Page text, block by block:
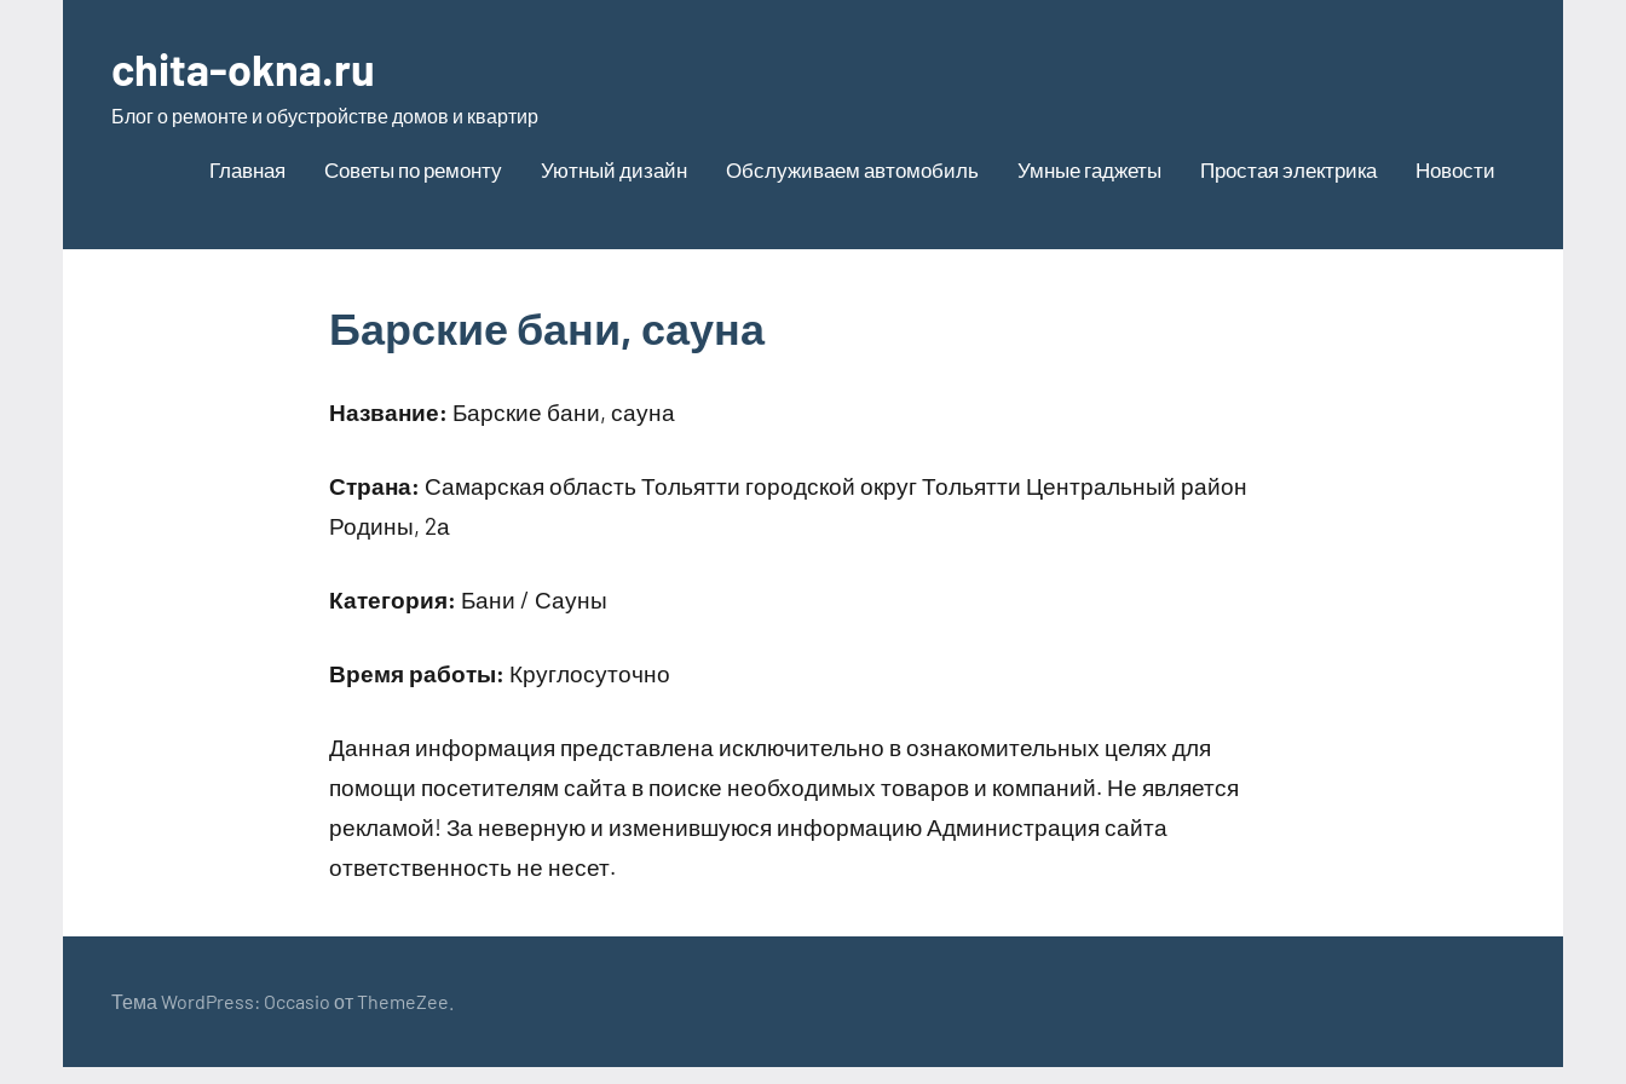
содержимому
chita-okna.ru
Блог о ремонте и обустройстве домов и квартир
Главная Советы по ремонту Уютный дизайн Обслуживаем автомобиль Умные гаджеты Простая электрика Новости
Барские бани, сауна
Название: Барские бани, сауна
Страна: Самарская область Тольятти городской округ Тольятти Центральный район
Родины, 2а
Категория: Бани / Сауны
Время работы: Круглосуточно
Данная информация представлена исключительно в ознакомительных целях для
помощи посетителям сайта в поиске необходимых товаров и компаний. Не является
рекламой! За неверную и изменившуюся информацию Администрация сайта
ответственность не несет.
Тема WordPress: Occasio от ThemeZee.